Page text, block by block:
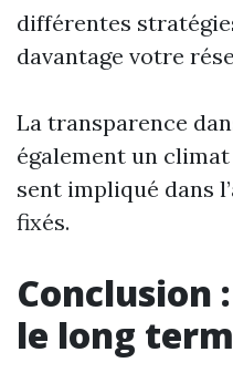
différentes
davantage votre
La transparence
également un
sent impliqué dans
fixés.
Conclusion
le long